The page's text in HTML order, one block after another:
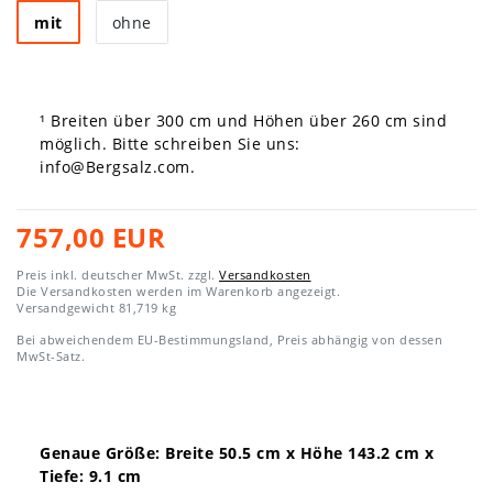
mit
ohne
¹ Breiten über 300 cm und Höhen über 260 cm sind
möglich. Bitte schreiben Sie uns:
info@Bergsalz.com.
757,00 EUR
Preis inkl. deutscher MwSt. zzgl. Versandkosten
Die Versandkosten werden im Warenkorb angezeigt.
Versandgewicht 81,719 kg
Bei abweichendem EU-Bestimmungsland, Preis abhängig von dessen
MwSt-Satz.
Genaue Größe: Breite 50.5 cm x Höhe 143.2 cm x
Tiefe: 9.1 cm